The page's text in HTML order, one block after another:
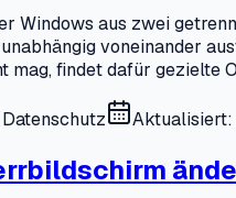
Windows aus zwei
voneinander
mag, findet dafür gezielte